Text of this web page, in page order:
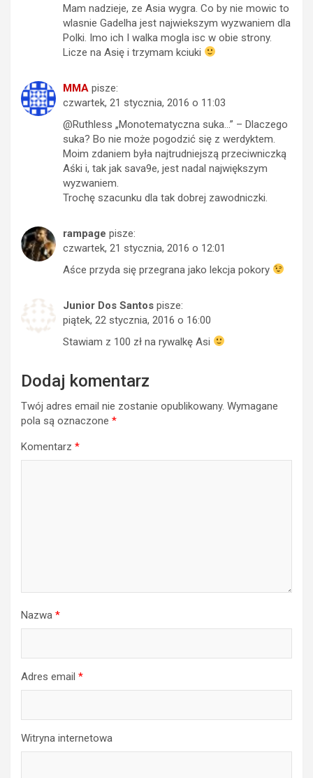
Mam nadzieje, ze Asia wygra. Co by nie mowic to
wlasnie Gadelha jest najwiekszym wyzwaniem dla
Polki. Imo ich I walka mogla isc w obie strony.
Licze na Asię i trzymam kciuki
MMA pisze:
czwartek, 21 stycznia, 2016 o 11:03
@Ruthless „Monotematyczna suka…” – Dlaczego
suka? Bo nie może pogodzić się z werdyktem.
Moim zdaniem była najtrudniejszą przeciwniczką
Aśki i, tak jak sava9e, jest nadal największym
wyzwaniem.
Trochę szacunku dla tak dobrej zawodniczki.
rampage pisze:
czwartek, 21 stycznia, 2016 o 12:01
Aśce przyda się przegrana jako lekcja pokory
Junior Dos Santos pisze:
piątek, 22 stycznia, 2016 o 16:00
Stawiam z 100 zł na rywalkę Asi
Dodaj komentarz
Twój adres email nie zostanie opublikowany. Wymagane
pola są oznaczone *
Komentarz *
Nazwa *
Adres email *
Witryna internetowa